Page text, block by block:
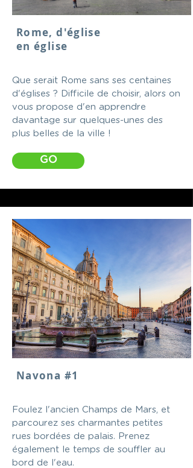
Rome, d'église
en église
Que serait Rome sans ses centaines
d'églises ? Difficile de choisir, alors on
vous propose d'en apprendre
davantage sur quelques-unes des
plus belles de la ville !
GO
Navona #1
Foulez l'ancien Champs de Mars, et
parcourez ses charmantes petites
rues bordées de palais. Prenez
également le temps de souffler au
bord de l'eau.